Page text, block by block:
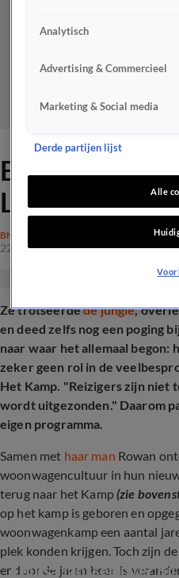
Emotionele
Louisa Janssen
BN'ERS
22 mei 2025, 19:23
Ze trotseerdede jungle,
en deed zelfs nog een poging
naar waar het allemaal begon:
zeker geen rol in de
Het Kamp. "Reizigers zijn niet
wordt uitgezonden." Daarom
eigen programma.
Samen met haar man Rowan
woonwagencultuur in hun
terug naar het Kamp(zie
op het kamp is geboren en
woonwagenkamp een aantal
plek konden krijgen. Toch zijn
er door de jaren heen is
Louisa Janssen over Bij
Analytisch
Advertising & Commercieel
Marketing & Social media
Derde partijen lijst
Alle